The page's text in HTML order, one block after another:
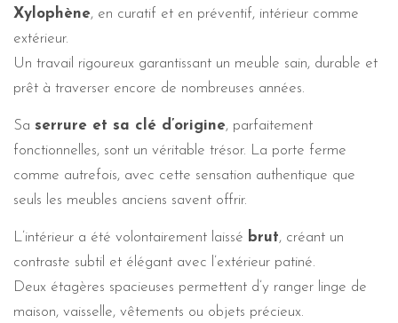
Xylophène, en curatif et en préventif, intérieur comme
extérieur.
Un travail rigoureux garantissant un meuble sain, durable et
prêt à traverser encore de nombreuses années.
Sa serrure et sa clé d’origine, parfaitement
fonctionnelles, sont un véritable trésor. La porte ferme
comme autrefois, avec cette sensation authentique que
seuls les meubles anciens savent offrir.
L’intérieur a été volontairement laissé brut, créant un
contraste subtil et élégant avec l’extérieur patiné.
Deux étagères spacieuses permettent d’y ranger linge de
maison, vaisselle, vêtements ou objets précieux.